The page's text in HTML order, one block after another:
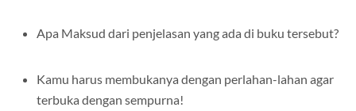
Apa Maksud dari penjelasan yang ada di buku tersebut?
Kamu harus membukanya dengan perlahan-lahan agar
terbuka dengan sempurna!